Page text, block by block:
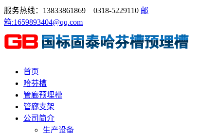
服务热线：13833861869 0318-5229110 邮
箱:1659893404@qq.com
首页
哈芬槽
管廊预埋槽
管廊支架
公司简介
生产设备